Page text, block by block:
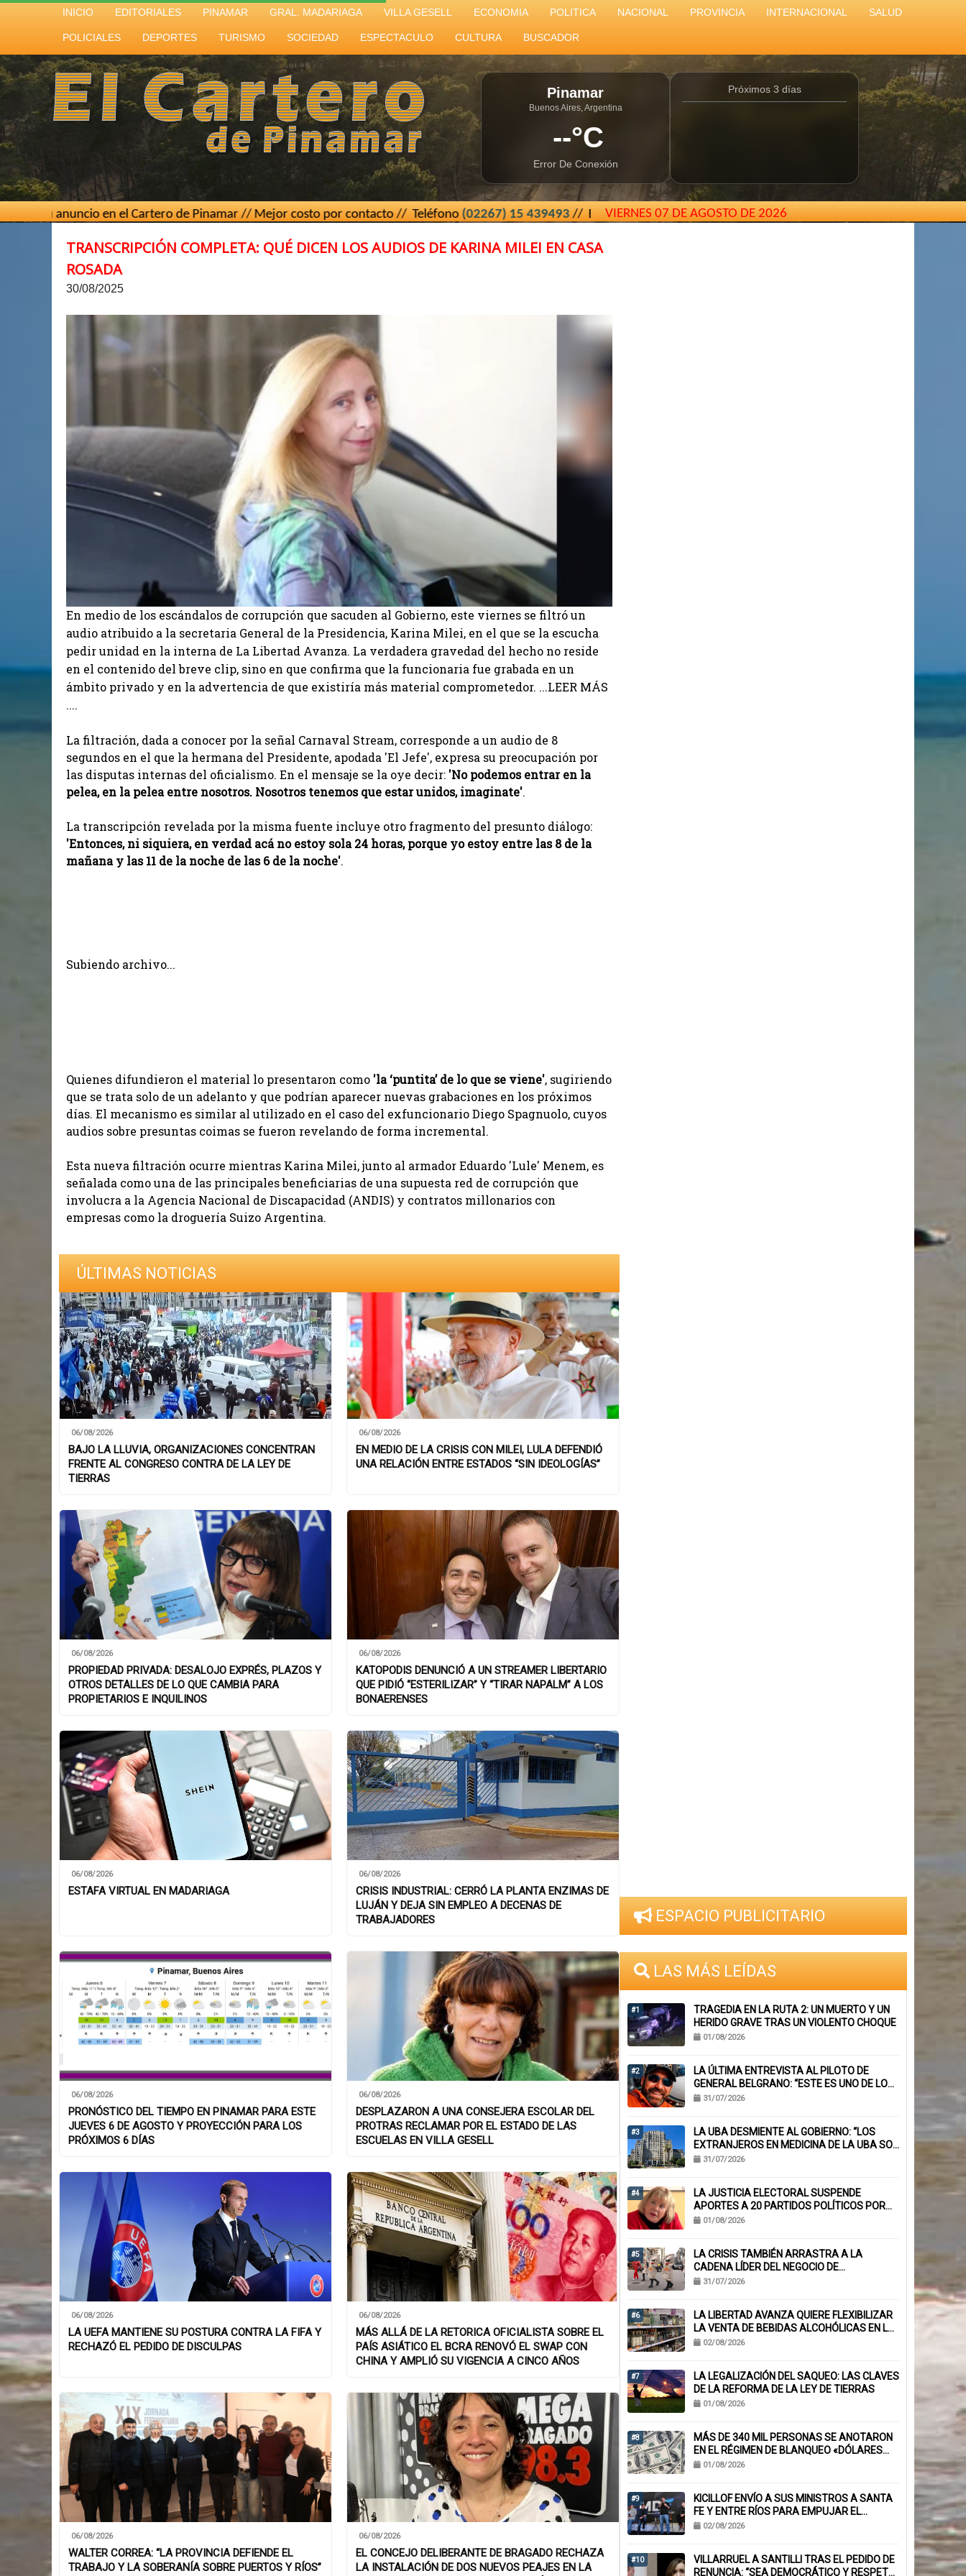
INICIO EDITORIALES PINAMAR GRAL. MADARIAGA VILLA GESELL ECONOMIA POLITICA NACIONAL PROVINCIA INTERNACIONAL SALUD
POLICIALES DEPORTES TURISMO SOCIEDAD ESPECTACULO CULTURA BUSCADOR
Pinamar
Buenos Aires, Argentina
--°C
Error De Conexión
Próximos 3 días
en el Cartero de Pinamar // Mejor costo por contacto // Teléfono(02267) 15 439493// El Cartero de Pinamar - Buenos Aires - Argentina //
VIERNES 07 DE AGOSTO DE 2026
TRANSCRIPCIÓN COMPLETA: QUÉ DICEN LOS AUDIOS DE KARINA MILEI EN CASA
ROSADA
30/08/2025
En medio de los escándalos de corrupción que sacuden al Gobierno, este viernes se filtró un
audio atribuido a la secretaria General de la Presidencia, Karina Milei, en el que se la escucha
pedir unidad en la interna de La Libertad Avanza. La verdadera gravedad del hecho no reside
en el contenido del breve clip, sino en que confirma que la funcionaria fue grabada en un
ámbito privado y en la advertencia de que existiría más material comprometedor. ...LEER MÁS
....
La filtración, dada a conocer por la señal Carnaval Stream, corresponde a un audio de 8
segundos en el que la hermana del Presidente, apodada 'El Jefe', expresa su preocupación por
las disputas internas del oficialismo. En el mensaje se la oye decir: 'No podemos entrar en la
pelea, en la pelea entre nosotros. Nosotros tenemos que estar unidos, imaginate'.
La transcripción revelada por la misma fuente incluye otro fragmento del presunto diálogo:
'Entonces, ni siquiera, en verdad acá no estoy sola 24 horas, porque yo estoy entre las 8 de la
mañana y las 11 de la noche de las 6 de la noche'.
Subiendo archivo...
Quienes difundieron el material lo presentaron como 'la ‘puntita’ de lo que se viene', sugiriendo
que se trata solo de un adelanto y que podrían aparecer nuevas grabaciones en los próximos
días. El mecanismo es similar al utilizado en el caso del exfuncionario Diego Spagnuolo, cuyos
audios sobre presuntas coimas se fueron revelando de forma incremental.
Esta nueva filtración ocurre mientras Karina Milei, junto al armador Eduardo 'Lule' Menem, es
señalada como una de las principales beneficiarias de una supuesta red de corrupción que
involucra a la Agencia Nacional de Discapacidad (ANDIS) y contratos millonarios con
empresas como la droguería Suizo Argentina.
ÚLTIMAS NOTICIAS
06/08/2026
BAJO LA LLUVIA, ORGANIZACIONES CONCENTRAN
FRENTE AL CONGRESO CONTRA DE LA LEY DE
TIERRAS
06/08/2026
EN MEDIO DE LA CRISIS CON MILEI, LULA DEFENDIÓ
UNA RELACIÓN ENTRE ESTADOS “SIN IDEOLOGÍAS”
06/08/2026
PROPIEDAD PRIVADA: DESALOJO EXPRÉS, PLAZOS Y
OTROS DETALLES DE LO QUE CAMBIA PARA
PROPIETARIOS E INQUILINOS
06/08/2026
KATOPODIS DENUNCIÓ A UN STREAMER LIBERTARIO
QUE PIDIÓ “ESTERILIZAR” Y “TIRAR NAPALM” A LOS
BONAERENSES
06/08/2026
ESTAFA VIRTUAL EN MADARIAGA
06/08/2026
CRISIS INDUSTRIAL: CERRÓ LA PLANTA ENZIMAS DE
LUJÁN Y DEJA SIN EMPLEO A DECENAS DE
TRABAJADORES
06/08/2026
PRONÓSTICO DEL TIEMPO EN PINAMAR PARA ESTE
JUEVES 6 DE AGOSTO Y PROYECCIÓN PARA LOS
PRÓXIMOS 6 DÍAS
06/08/2026
DESPLAZARON A UNA CONSEJERA ESCOLAR DEL
PROTRAS RECLAMAR POR EL ESTADO DE LAS
ESCUELAS EN VILLA GESELL
06/08/2026
LA UEFA MANTIENE SU POSTURA CONTRA LA FIFA Y
RECHAZÓ EL PEDIDO DE DISCULPAS
06/08/2026
MÁS ALLÁ DE LA RETORICA OFICIALISTA SOBRE EL
PAÍS ASIÁTICO EL BCRA RENOVÓ EL SWAP CON
CHINA Y AMPLIÓ SU VIGENCIA A CINCO AÑOS
06/08/2026
WALTER CORREA: “LA PROVINCIA DEFIENDE EL
TRABAJO Y LA SOBERANÍA SOBRE PUERTOS Y RÍOS”
06/08/2026
EL CONCEJO DELIBERANTE DE BRAGADO RECHAZA
LA INSTALACIÓN DE DOS NUEVOS PEAJES EN LA
ESPACIO PUBLICITARIO
LAS MÁS LEÍDAS
#1
TRAGEDIA EN LA RUTA 2: UN MUERTO Y UN
HERIDO GRAVE TRAS UN VIOLENTO CHOQUE
01/08/2026
#2
LA ÚLTIMA ENTREVISTA AL PILOTO DE
GENERAL BELGRANO: “ESTE ES UNO DE LOS
TRABAJOS CON MÁS RIESGO”
31/07/2026
#3
LA UBA DESMIENTE AL GOBIERNO: “LOS
EXTRANJEROS EN MEDICINA DE LA UBA SON
EL 6,1%, NO EL 40%”
31/07/2026
#4
LA JUSTICIA ELECTORAL SUSPENDE
APORTES A 20 PARTIDOS POLÍTICOS POR
FALTA DE BALANCES
01/08/2026
#5
LA CRISIS TAMBIÉN ARRASTRA A LA
CADENA LÍDER DEL NEGOCIO DE
EMPANADAS QUE ACUMULA MÁS DE 230
31/07/2026
#6
LA LIBERTAD AVANZA QUIERE FLEXIBILIZAR
LA VENTA DE BEBIDAS ALCOHÓLICAS EN LA
PROVINCIA
02/08/2026
#7
LA LEGALIZACIÓN DEL SAQUEO: LAS CLAVES
DE LA REFORMA DE LA LEY DE TIERRAS
01/08/2026
#8
MÁS DE 340 MIL PERSONAS SE ANOTARON
EN EL RÉGIMEN DE BLANQUEO «DÓLARES
DEL COLCHÓN»
01/08/2026
#9
KICILLOF ENVÍO A SUS MINISTROS A SANTA
FE Y ENTRE RÍOS PARA EMPUJAR EL
ARMADO NACIONAL
02/08/2026
#10
VILLARRUEL A SANTILLI TRAS EL PEDIDO DE
RENUNCIA: “SEA DEMOCRÁTICO Y RESPETE